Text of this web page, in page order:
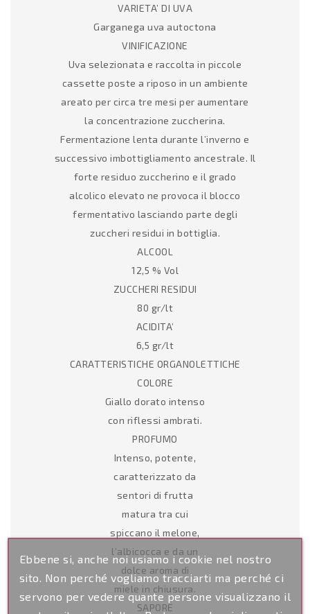
VARIETA’ DI UVA
Garganega uva autoctona
VINIFICAZIONE
Uva selezionata e raccolta in piccole
cassette poste a riposo in un ambiente
areato per circa tre mesi per aumentare
la concentrazione zuccherina.
Fermentazione lenta durante l’inverno e
successivo imbottigliamento ancestrale. Il
forte residuo zuccherino e il grado
alcolico elevato ne provoca il blocco
fermentativo lasciando parte degli
zuccheri residui in bottiglia.
ALCOOL
12,5 % Vol
ZUCCHERI RESIDUI
80 gr/lt
ACIDITA’
6,5 gr/lt
CARATTERISTICHE ORGANOLETTICHE
COLORE
Giallo dorato intenso
con riflessi ambrati.
PROFUMO
Intenso, potente,
caratterizzato da
sentori di frutta
matura tra cui
spiccano il melone,
l’albicocca e da un
dolce aroma di
miele in chiusura.
SAPORE
Ebbene si, anche noi usiamo i cookie nel nostro
sito. Non perché vogliamo tracciarti ma perché ci
servono per vedere quante persone visualizzano il